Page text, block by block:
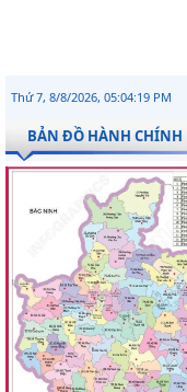
Thứ 7, 8/8/2026, 05:04:20 PM
BẢN ĐỒ HÀNH CHÍNH